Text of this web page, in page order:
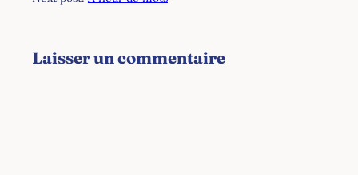
Laisser un commentaire